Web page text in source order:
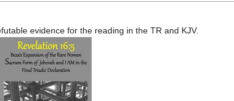
evidence for the reading in the TR and KJV.